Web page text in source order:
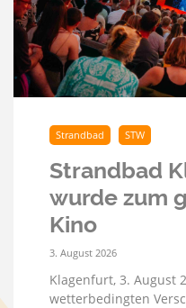
Strandbad STW
Strandbad
wurde zum
Kino
3. August 2026
Klagenfurt, 3. August
wetterbedingten